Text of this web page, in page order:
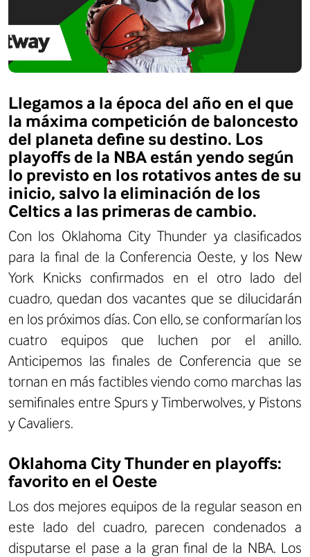
Llegamos a la época del año en el que
la máxima competición de baloncesto
del planeta define su destino. Los
playoffs de la NBA están yendo según
lo previsto en los rotativos antes de su
inicio, salvo la eliminación de los
Celtics a las primeras de cambio.
Con los Oklahoma City Thunder ya clasificados
para la final de la Conferencia Oeste, y los New
York Knicks confirmados en el otro lado del
cuadro, quedan dos vacantes que se dilucidarán
en los próximos días. Con ello, se conformarían los
cuatro equipos que luchen por el anillo.
Anticipemos las finales de Conferencia que se
tornan en más factibles viendo como marchas las
semifinales entre Spurs y Timberwolves, y Pistons
y Cavaliers.
Oklahoma City Thunder en playoffs:
favorito en el Oeste
Los dos mejores equipos de la regular season en
este lado del cuadro, parecen condenados a
disputarse el pase a la gran final de la NBA. Los